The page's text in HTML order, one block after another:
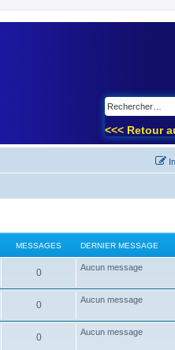
<<< Retour
MESSAGES DERNIER MESSAGE
0 Aucun message
0 Aucun message
0 Aucun message